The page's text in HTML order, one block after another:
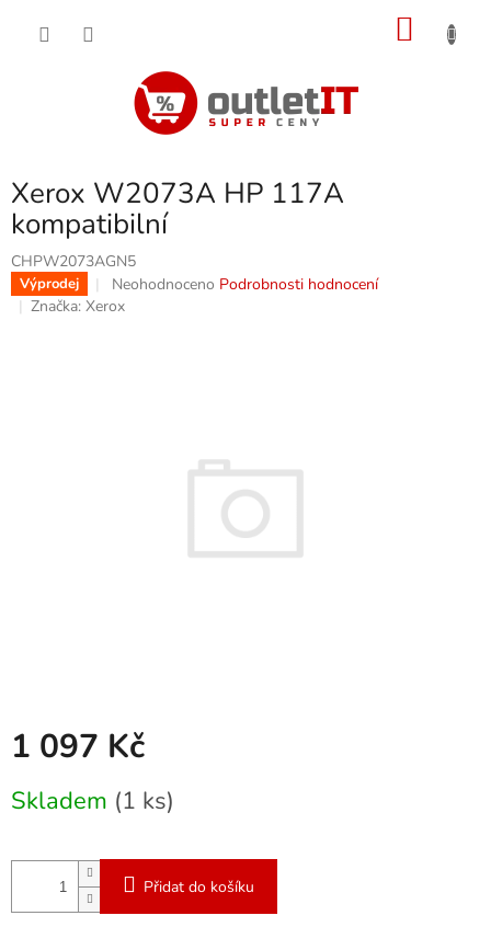
Xerox W2073A HP 117A
kompatibilní
CHPW2073AGN5
Výprodej
Průměrné
hodnocení
Neohodnoceno Podrobnosti hodnocení
Značka: Xerox
1 097 Kč
cena:
Skladem (1 ks)
Přidat do košíku